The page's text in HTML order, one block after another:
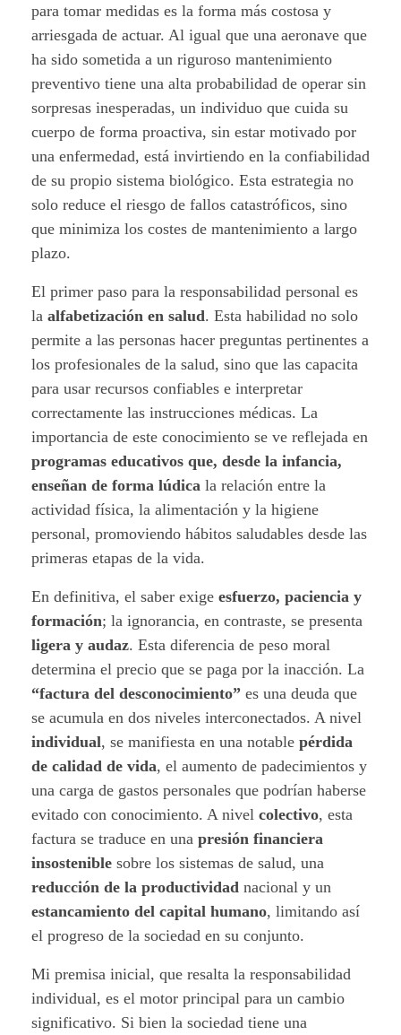
para tomar medidas es la forma más costosa y
arriesgada de actuar. Al igual que una aeronave que
ha sido sometida a un riguroso mantenimiento
preventivo tiene una alta probabilidad de operar sin
sorpresas inesperadas, un individuo que cuida su
cuerpo de forma proactiva, sin estar motivado por
una enfermedad, está invirtiendo en la confiabilidad
de su propio sistema biológico. Esta estrategia no
solo reduce el riesgo de fallos catastróficos, sino
que minimiza los costes de mantenimiento a largo
plazo.
El primer paso para la responsabilidad personal es
la alfabetización en salud. Esta habilidad no solo
permite a las personas hacer preguntas pertinentes a
los profesionales de la salud, sino que las capacita
para usar recursos confiables e interpretar
correctamente las instrucciones médicas. La
importancia de este conocimiento se ve reflejada en
programas educativos que, desde la infancia,
enseñan de forma lúdica la relación entre la
actividad física, la alimentación y la higiene
personal, promoviendo hábitos saludables desde las
primeras etapas de la vida.
En definitiva, el saber exige esfuerzo, paciencia y
formación; la ignorancia, en contraste, se presenta
ligera y audaz. Esta diferencia de peso moral
determina el precio que se paga por la inacción. La
“factura del desconocimiento” es una deuda que
se acumula en dos niveles interconectados. A nivel
individual, se manifiesta en una notable pérdida
de calidad de vida, el aumento de padecimientos y
una carga de gastos personales que podrían haberse
evitado con conocimiento. A nivel colectivo, esta
factura se traduce en una presión financiera
insostenible sobre los sistemas de salud, una
reducción de la productividad nacional y un
estancamiento del capital humano, limitando así
el progreso de la sociedad en su conjunto.
Mi premisa inicial, que resalta la responsabilidad
individual, es el motor principal para un cambio
significativo. Si bien la sociedad tiene una